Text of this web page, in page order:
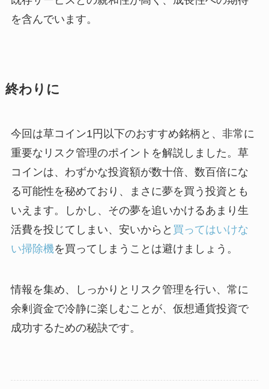
を含んでいます。
終わりに
今回は草コイン1円以下のおすすめ銘柄と、非常に
重要なリスク管理のポイントを解説しました。草
コインは、わずかな投資額が数十倍、数百倍にな
る可能性を秘めており、まさに夢を買う投資とも
いえます。しかし、その夢を追いかけるあまり生
活費を投じてしまい、安いからと 買ってはいけな
い掃除機を買ってしまうことは避けましょう。
情報を集め、しっかりとリスク管理を行い、常に
余剰資金で冷静に楽しむことが、仮想通貨投資で
成功するための秘訣です。